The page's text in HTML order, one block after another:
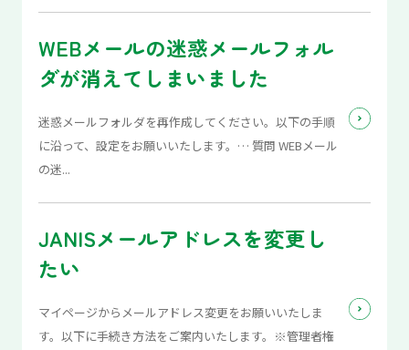
WEBメールの迷惑メールフォル
ダが消えてしまいました
迷惑メールフォルダを再作成してください。以下の手順
に沿って、設定をお願いいたします。… 質問 WEBメール
の迷...
JANISメールアドレスを変更し
たい
マイページからメールアドレス変更をお願いいたしま
す。以下に手続き方法をご案内いたします。※管理者権